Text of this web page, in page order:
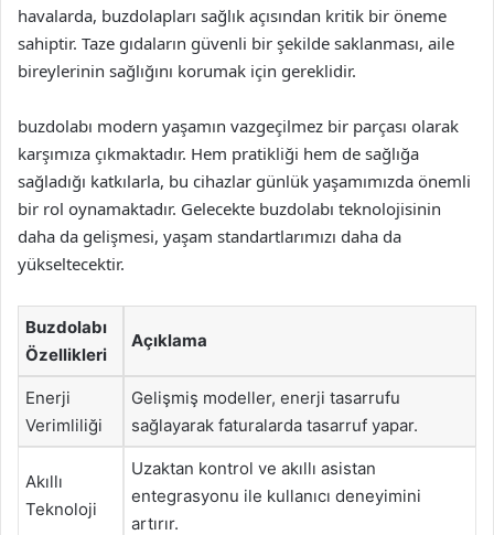
havalarda, buzdolapları sağlık açısından kritik bir öneme
sahiptir. Taze gıdaların güvenli bir şekilde saklanması, aile
bireylerinin sağlığını korumak için gereklidir.
buzdolabı modern yaşamın vazgeçilmez bir parçası olarak
karşımıza çıkmaktadır. Hem pratikliği hem de sağlığa
sağladığı katkılarla, bu cihazlar günlük yaşamımızda önemli
bir rol oynamaktadır. Gelecekte buzdolabı teknolojisinin
daha da gelişmesi, yaşam standartlarımızı daha da
yükseltecektir.
Buzdolabı
Özellikleri
Açıklama
Enerji
Verimliliği
Gelişmiş modeller, enerji tasarrufu
sağlayarak faturalarda tasarruf yapar.
Akıllı
Teknoloji
Uzaktan kontrol ve akıllı asistan
entegrasyonu ile kullanıcı deneyimini
artırır.